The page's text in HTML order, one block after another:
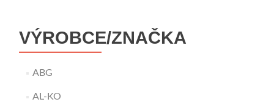
VÝROBCE/ZNAČKA
ABG
AL-KO